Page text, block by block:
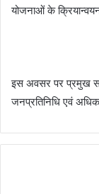
योजनाओं के
इस अवसर पर प्रमुख
जनप्रतिनिधि एवं